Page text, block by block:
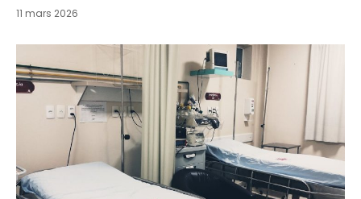
11 mars 2026